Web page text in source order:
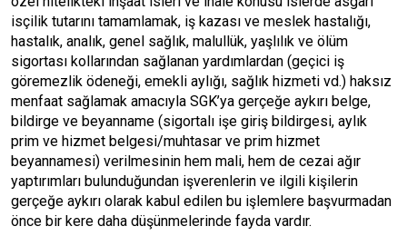
isçilik tutarını tamamlamak, iş kazası ve meslek hastalığı,
hastalık, analık, genel sağlık, malullük, yaşlılık ve ölüm
sigortası kollarından sağlanan yardımlardan (geçici iş
göremezlik ödeneği, emekli aylığı, sağlık hizmeti vd.) haksız
menfaat sağlamak amacıyla SGK’ya gerçeğe aykırı belge,
bildirge ve beyanname (sigortalı işe giriş bildirgesi, aylık
prim ve hizmet belgesi/muhtasar ve prim hizmet
beyannamesi) verilmesinin hem mali, hem de cezai ağır
yaptırımları bulunduğundan işverenlerin ve ilgili kişilerin
gerçeğe aykırı olarak kabul edilen bu işlemlere başvurmadan
önce bir kere daha düşünmelerinde fayda vardır.